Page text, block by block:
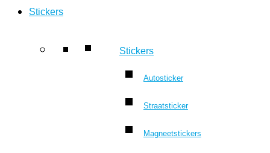
Stickers
Stickers
Autosticker
Straatsticker
Magneetstickers